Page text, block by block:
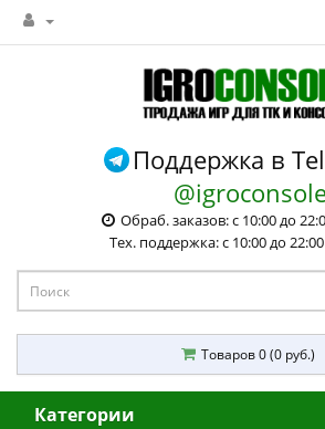
Поддержка в
Обраб. заказов: с 10:00 до
Тех. поддержка: с 10:00 до
Товаров 0 (0 руб.)
Категории